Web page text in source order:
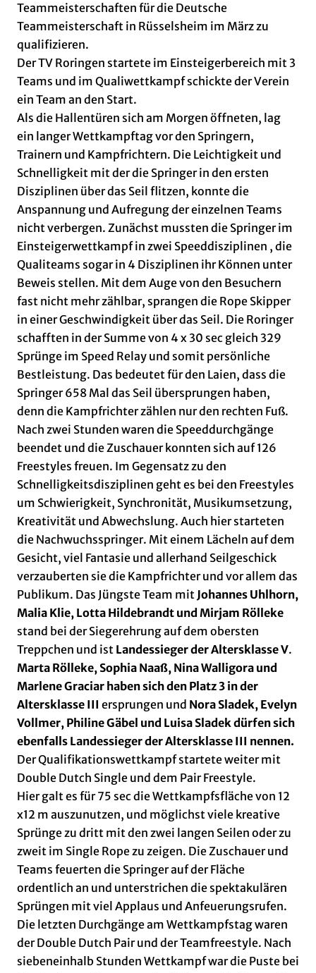
Teammeisterschaften für die Deutsche
Teammeisterschaft in Rüsselsheim im März zu
qualifizieren.
Der TV Roringen startete im Einsteigerbereich mit 3
Teams und im Qualiwettkampf schickte der Verein
ein Team an den Start.
Als die Hallentüren sich am Morgen öffneten, lag
ein langer Wettkampftag vor den Springern,
Trainern und Kampfrichtern. Die Leichtigkeit und
Schnelligkeit mit der die Springer in den ersten
Disziplinen über das Seil flitzen, konnte die
Anspannung und Aufregung der einzelnen Teams
nicht verbergen. Zunächst mussten die Springer im
Einsteigerwettkampf in zwei Speeddisziplinen , die
Qualiteams sogar in 4 Disziplinen ihr Können unter
Beweis stellen. Mit dem Auge von den Besuchern
fast nicht mehr zählbar, sprangen die Rope Skipper
in einer Geschwindigkeit über das Seil. Die Roringer
schafften in der Summe von 4 x 30 sec gleich 329
Sprünge im Speed Relay und somit persönliche
Bestleistung. Das bedeutet für den Laien, dass die
Springer 658 Mal das Seil übersprungen haben,
denn die Kampfrichter zählen nur den rechten Fuß.
Nach zwei Stunden waren die Speeddurchgänge
beendet und die Zuschauer konnten sich auf 126
Freestyles freuen. Im Gegensatz zu den
Schnelligkeitsdisziplinen geht es bei den Freestyles
um Schwierigkeit, Synchronität, Musikumsetzung,
Kreativität und Abwechslung. Auch hier starteten
die Nachwuchsspringer. Mit einem Lächeln auf dem
Gesicht, viel Fantasie und allerhand Seilgeschick
verzauberten sie die Kampfrichter und vor allem das
Publikum. Das Jüngste Team mit Johannes Uhlhorn,
Malia Klie, Lotta Hildebrandt und Mirjam Rölleke
stand bei der Siegerehrung auf dem obersten
Treppchen und ist Landessieger der Altersklasse V.
Marta Rölleke, Sophia Naaß, Nina Walligora und
Marlene Graciar haben sich den Platz 3 in der
Altersklasse III ersprungen und Nora Sladek, Evelyn
Vollmer, Philine Gäbel und Luisa Sladek dürfen sich
ebenfalls Landessieger der Altersklasse III nennen.
Der Qualifikationswettkampf startete weiter mit
Double Dutch Single und dem Pair Freestyle.
Hier galt es für 75 sec die Wettkampfsfläche von 12
x12 m auszunutzen, und möglichst viele kreative
Sprünge zu dritt mit den zwei langen Seilen oder zu
zweit im Single Rope zu zeigen. Die Zuschauer und
Teams feuerten die Springer auf der Fläche
ordentlich an und unterstrichen die spektakulären
Sprüngen mit viel Applaus und Anfeuerungsrufen.
Die letzten Durchgänge am Wettkampfstag waren
der Double Dutch Pair und der Teamfreestyle. Nach
siebeneinhalb Stunden Wettkampf war die Puste bei